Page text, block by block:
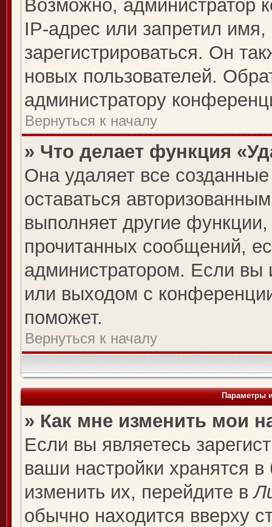
Возможно, администратор
IP-адрес или запретил
зарегистрироваться. Он
новых пользователей.
администратору
Вернуться к началу
» Что делает функция
Она удаляет все
оставаться
выполняет другие
прочитанных сообщений,
администратором. Если вы
или выходом с
поможет.
Вернуться к началу
Параметры
» Как мне изменить мои
Если вы являетесь
ваши настройки хранятся
изменить их, перейдите в
обычно находится вверху